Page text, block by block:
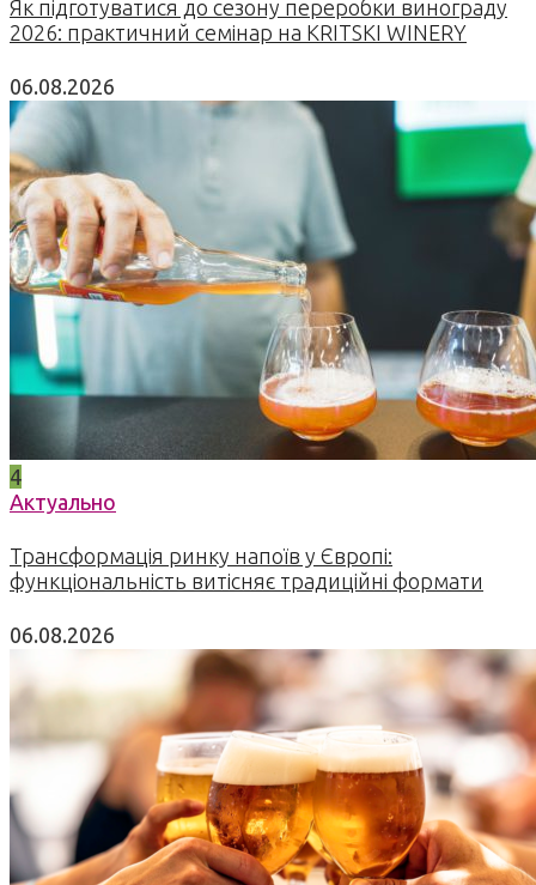
Як підготуватися до сезону переробки винограду
2026: практичний семінар на KRITSKI WINERY
06.08.2026
4
Актуально
Трансформація ринку напоїв у Європі:
функціональність витісняє традиційні формати
06.08.2026